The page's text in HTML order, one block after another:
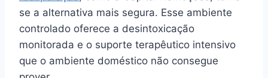
se a alternativa mais segura. Esse ambiente
controlado oferece a desintoxicação
monitorada e o suporte terapêutico intensivo
que o ambiente doméstico não consegue